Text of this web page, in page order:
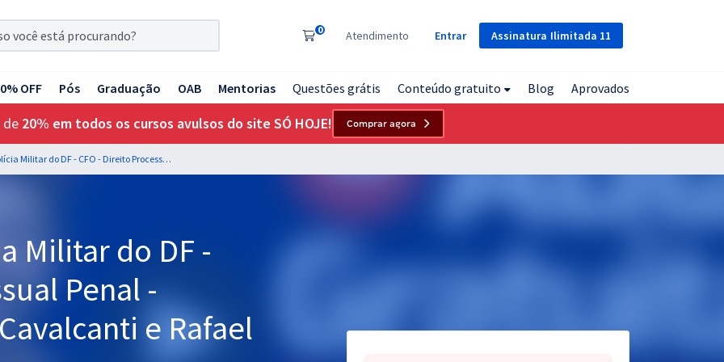
Assinatura Ilimitada 11
0 Atendimento Entrar
OFF Pós Graduação OAB Mentorias Questões grátis Conteúdo gratuito Blog Aprovados
de 20% em todos os cursos avulsos do site SÓ HOJE! Comprar agora
PMDF Oficial - Polícia Militar do DF - CFO - Direito Processual Penal - Professores: Geilza Cavalcanti e Rafael Cenoura
Militar do DF -
Penal -
e Rafael